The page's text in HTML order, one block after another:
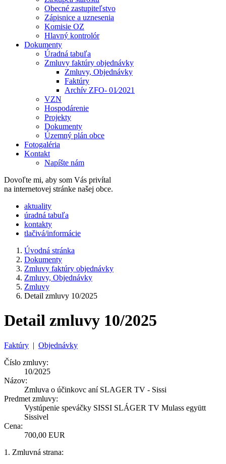
Obecné zastupiteľstvo
Zápisnice a uznesenia
Komisie OZ
Hlavný kontrolór
Dokumenty
Úradná tabuľa
Zmluvy faktúry objednávky
Zmluvy, Objednávky
Faktúry
Archív ZFO- 01⁄2021
VZN
Hospodárenie
Projekty
Dokumenty
Územný plán obce
Fotogaléria
Kontakt
Napíšte nám
Dovoľte mi, aby som Vás privítal
na internetovej stránke našej obce.
​​aktuality
úradná tabuľa
kontakty
tlačivá/informácie
Úvodná stránka
Dokumenty
Zmluvy faktúry objednávky
Zmluvy, Objednávky
Zmluvy
Detail zmluvy 10/2025
Detail zmluvy 10/2025
Faktúry | Objednávky
Číslo zmluvy:
10/2025
Názov:
Zmluva o účinkovc aní SLAGER TV - Sissi
Predmet zmluvy:
Vystúpenie speváčky SISSI SLÁGER TV Mulass együtt
Sissivel
Cena:
700,00 EUR
1. Zmluvná strana: